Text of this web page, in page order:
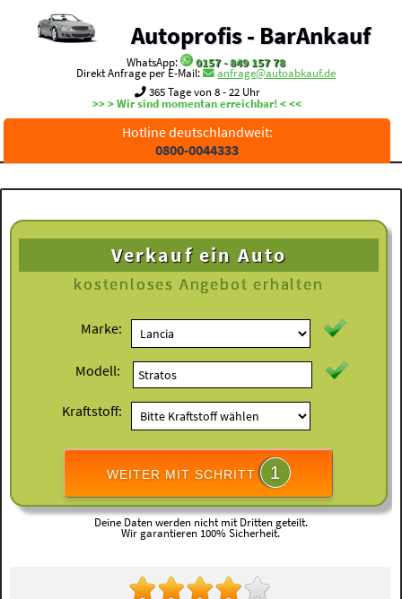
Autoprofis - BarAnkauf
WhatsApp:
0157 - 849 157 78
Direkt Anfrage per E-Mail:
anfrage@autoabkauf.de
365 Tage von 8 - 22 Uhr
>> > Wir sind momentan erreichbar! < <<
Hotline deutschlandweit:
0800-0044333
Verkauf ein Auto
kostenloses Angebot erhalten
Marke:
Modell:
Kraftstoff:
WEITER MIT SCHRITT 1
Deine Daten werden nicht mit Dritten geteilt.
Wir garantieren 100% Sicherheit.